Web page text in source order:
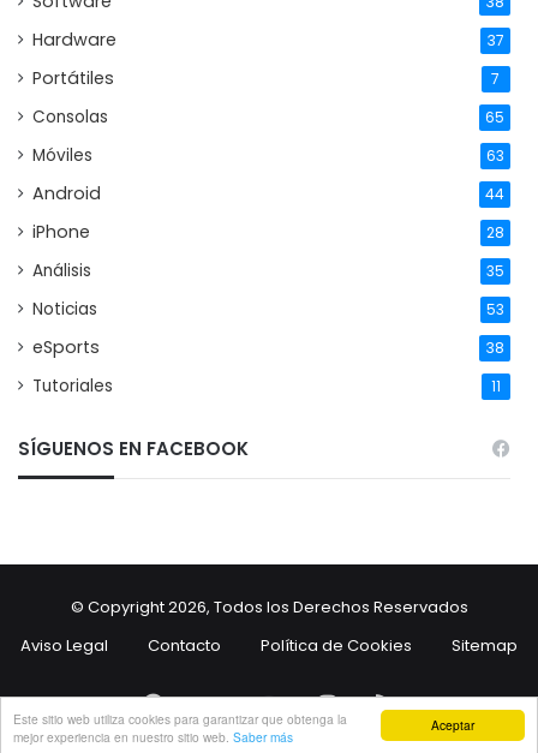
Aceptar
Este sitio web utiliza cookies para garantizar que obtenga la
mejor experiencia en nuestro sitio web. Saber más
Hardware 37
Portátiles 7
Consolas 65
Móviles 63
Android 44
iPhone 28
Análisis 35
Noticias 53
eSports 38
Tutoriales 11
SÍGUENOS EN FACEBOOK
© Copyright 2026, Todos los Derechos Reservados
Aviso Legal
Contacto Política de Cookies Sitemap
Facebook
TwitterYouTubeInstagram
RSS